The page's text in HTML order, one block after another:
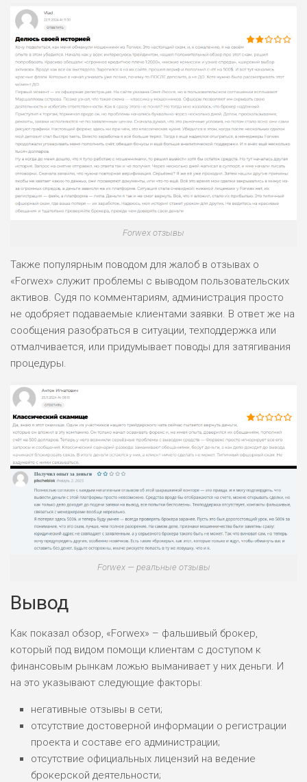
РИСКИ: НИЗКИЕ
ДОХОД: НИЗКИЙ
БЮДЖЕТ: НИЗКИЙ
ПОДОЙДЕТ
ВСЕМ
РИСКИ: НИЗКИЕ
ДОХОД: СРЕДНИЙ
БЮДЖЕТ: НИЗКИЙ
ОБЗОР
Forwex отзывы
Также популярным поводом для жалоб в отзывах о
«Forwex» служит проблемы с выводом пользовательских
активов. Судя по комментариям, администрация просто
не одобряет подаваемые клиентами заявки. В ответ же на
сообщения разобраться в ситуации, техподдержка или
отмалчивается, или придумывает поводы для затягивания
процедуры.
Forwex — реальные отзывы
Вывод
Как показал обзор, «Forwex» – фальшивый брокер,
который под видом помощи клиентам с доступом к
финансовым рынкам ложью выманивает у них деньги. И
на это указывают следующие факторы:
негативные отзывы в сети;
отсутствие достоверной информации о регистрации
проекта и составе его администрации;
отсутствие официальных лицензий на ведение
брокерской деятельности;